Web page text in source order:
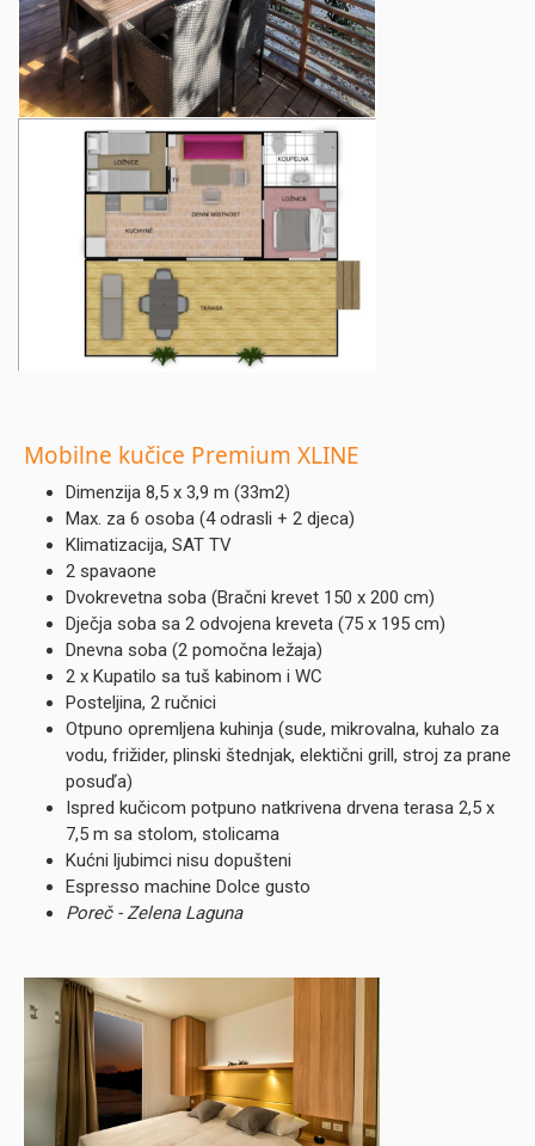
Mobilne kučice Premium XLINE
Dimenzija 8,5 x 3,9 m (33m2)
Max. za 6 osoba (4 odrasli + 2 djeca)
Klimatizacija, SAT TV
2 spavaone
Dvokrevetna soba (Bračni krevet 150 x 200 cm)
Dječja soba sa 2 odvojena kreveta (75 x 195 cm)
Dnevna soba (2 pomočna ležaja)
2 x Kupatilo sa tuš kabinom i WC
Posteljina, 2 ručnici
Otpuno opremljena kuhinja (sude, mikrovalna, kuhalo za
vodu, frižider, plinski štednjak, elektični grill, stroj za prane
posuďa)
Ispred kučicom potpuno natkrivena drvena terasa 2,5 x
7,5 m sa stolom, stolicama
Kućni ljubimci nisu dopušteni
Espresso machine Dolce gusto
Poreč - Zelena Laguna